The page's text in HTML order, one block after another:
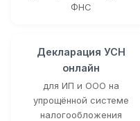
ФНС
Декларация УСН
онлайн
для ИП и ООО на
упрощённой системе
налогообложения